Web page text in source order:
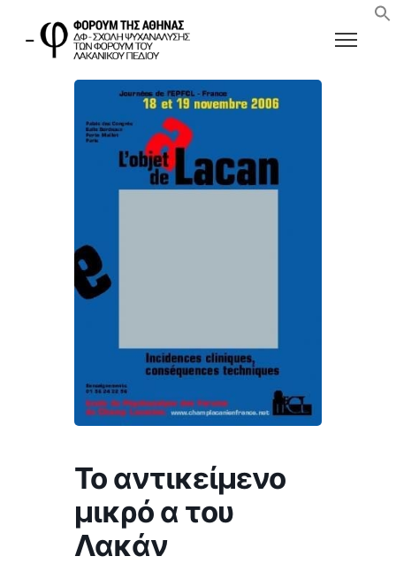
Το αντικείμενο
μικρό α του
Λακάν